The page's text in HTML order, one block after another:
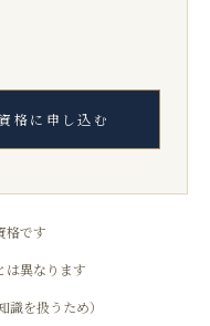
に申し込む
格です
は異なります
を扱うため）